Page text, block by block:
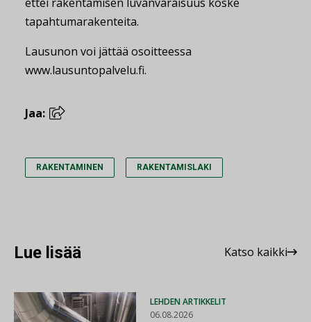
ettei rakentamisen luvanvaraisuus koske
tapahtumarakenteita.
Lausunon voi jättää osoitteessa
www.lausuntopalvelu.fi.
Jaa:
RAKENTAMINEN RAKENTAMISLAKI
Lue lisää Katso kaikki
LEHDEN ARTIKKELIT
06.08.2026